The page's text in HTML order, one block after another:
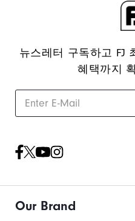
뉴스레터 구독하고 FJ
혜택까지
Our Brand